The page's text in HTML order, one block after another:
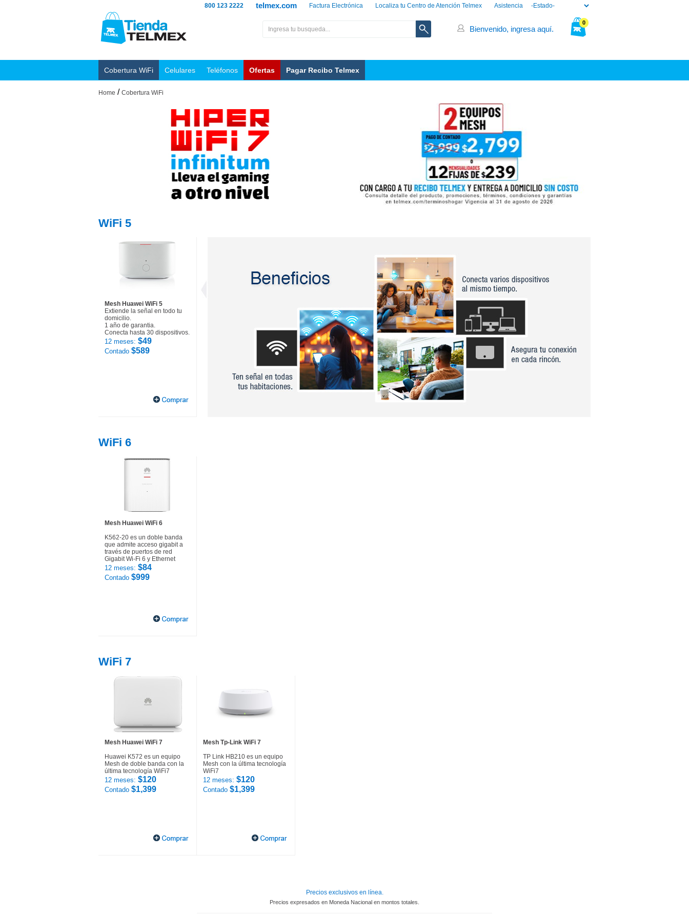
Asistencia
Localiza tu Centro de Atención Telmex
Factura Electrónica
telmex.com
800 123 2222
0
Bienvenido, ingresa aquí.
Cobertura WiFi Celulares Teléfonos Ofertas Pagar Recibo Telmex
Home / Cobertura WiFi
WiFi 5
Mesh Huawei WiFi 5
Extiende la señal en todo tu
domicilio.
1 año de garantia.
Conecta hasta 30 dispositivos.
12 meses: $49
Contado $589
WiFi 6
Mesh Huawei WiFi 6
K562-20 es un doble banda
que admite acceso gigabit a
través de puertos de red
Gigabit Wi-Fi 6 y Ethernet
12 meses: $84
Contado $999
WiFi 7
Mesh Huawei WiFi 7
Huawei K572 es un equipo
Mesh de doble banda con la
última tecnología WiFi7
12 meses: $120
Contado $1,399
Mesh Tp-Link WiFi 7
TP Link HB210 es un equipo
Mesh con la última tecnología
WiFi7
12 meses: $120
Contado $1,399
Precios exclusivos en línea.
Precios expresados en Moneda Nacional en montos totales.